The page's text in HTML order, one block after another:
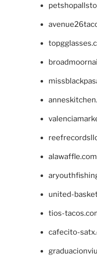
alawaffle.com
united-
tios-
cafecito-